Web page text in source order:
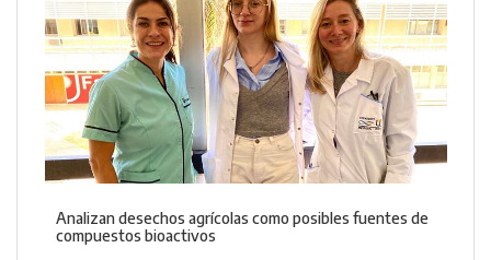
Analizan desechos agrícolas como posibles fuentes de
compuestos bioactivos